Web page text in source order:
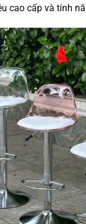
cao cấp và tính